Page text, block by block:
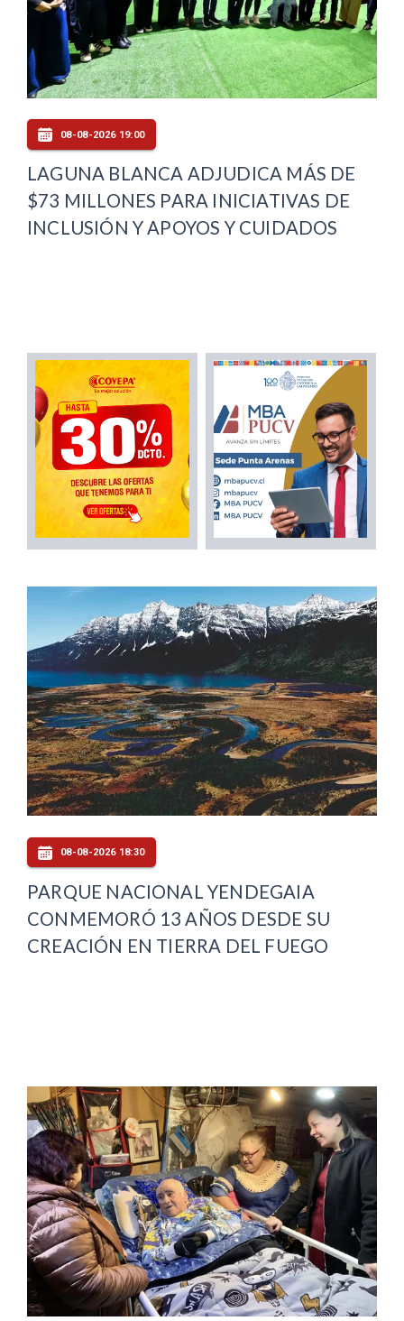
08-08-2026 19:00
LAGUNA BLANCA ADJUDICA MÁS DE
$73 MILLONES PARA INICIATIVAS DE
INCLUSIÓN Y APOYOS Y CUIDADOS
08-08-2026 18:30
PARQUE NACIONAL YENDEGAIA
CONMEMORÓ 13 AÑOS DESDE SU
CREACIÓN EN TIERRA DEL FUEGO